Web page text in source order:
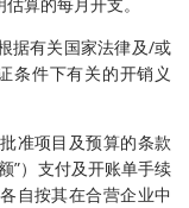
算的每月开支。
据有关国家法律及/或
条件下有关的开销义
准项目及预算的条款
”）支付及开账单手续
自按其在合营企业中